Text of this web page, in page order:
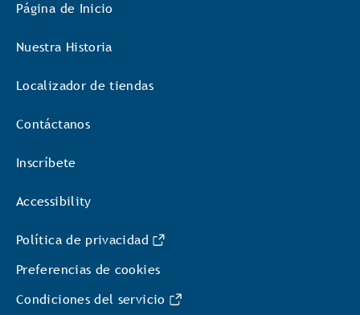
Página de Inicio
Nuestra Historia
Localizador de tiendas
Contáctanos
Inscríbete
Accessibility
Política de privacidad
Preferencias de cookies
Condiciones del servicio